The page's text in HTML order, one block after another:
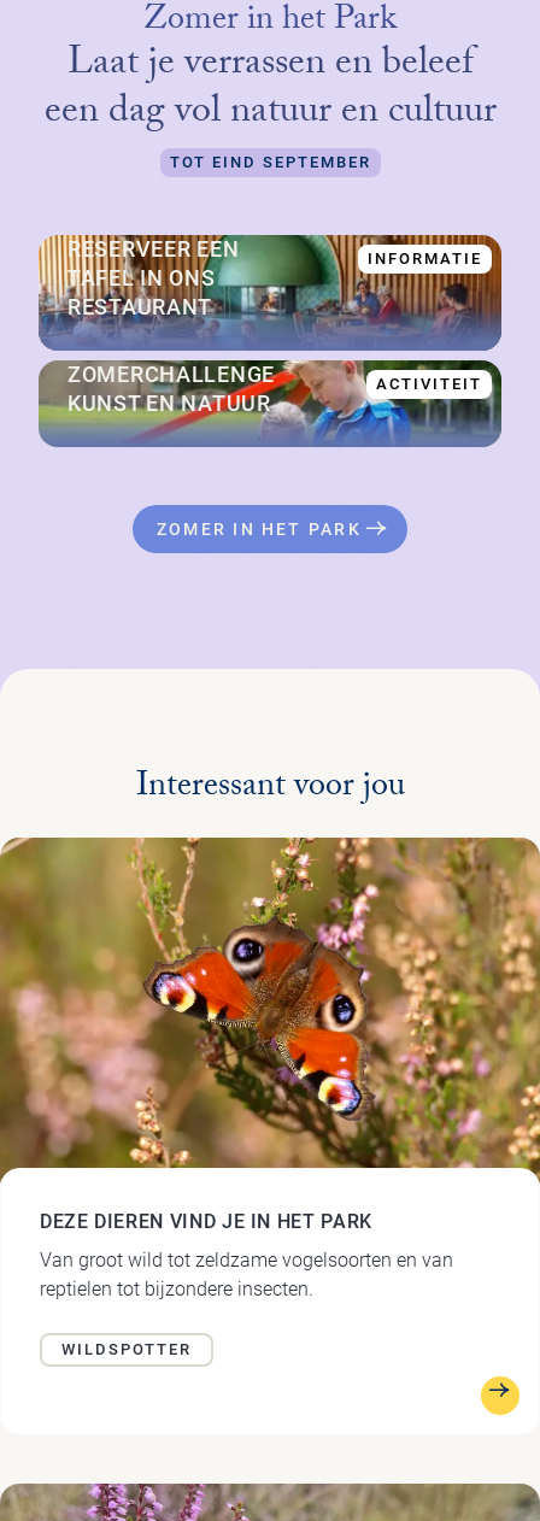
Zomer in het Park
Laat je verrassen en beleef
een dag vol natuur en cultuur
TOT EIND SEPTEMBER
INFORMATIE
RESERVEER EEN
TAFEL IN ONS
RESTAURANT
ACTIVITEIT
ZOMERCHALLENGE
KUNST EN NATUUR
ZOMER IN HET PARK
Interessant voor jou
DEZE DIEREN VIND JE IN HET PARK
Van groot wild tot zeldzame vogelsoorten en van
reptielen tot bijzondere insecten.
WILDSPOTTER